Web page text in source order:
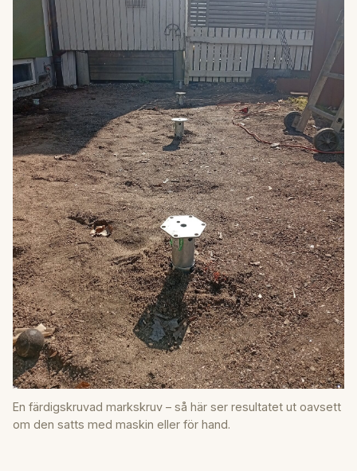
En färdigskruvad markskruv – så här ser resultatet ut oavsett
om den satts med maskin eller för hand.